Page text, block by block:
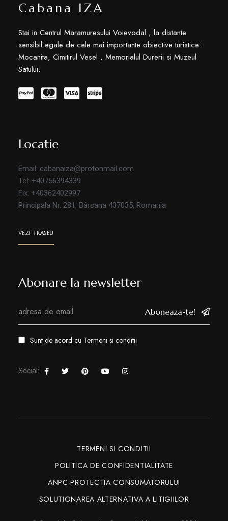
Cabana IZA
Stai in Centrul Maramuresului Voievodal , la distante
sensibil egale de cele mai importante obiective turistice:
Mocanita, Cimitirul Vesel , Memorialul Durerii si Muzeul
Satului.
Locatie
Email: cabanaiza@protonmail.com
Tel: +40756394339
Fix: +40362402997
Principala Nr. 281, Bârsana 437035, Romania
VEZI TRASEU
Abonare la newsletter
Aboneaza-te!
Sunt de acord cu Termeni si conditii
Social:
TERMENI SI CONDITII
POLITICA DE CONFIDENTIALITATE
ANPC-PROTECTIA CONSUMATORULUI
SOLUTIONAREA ALTERNATIVA A LITIGIILOR